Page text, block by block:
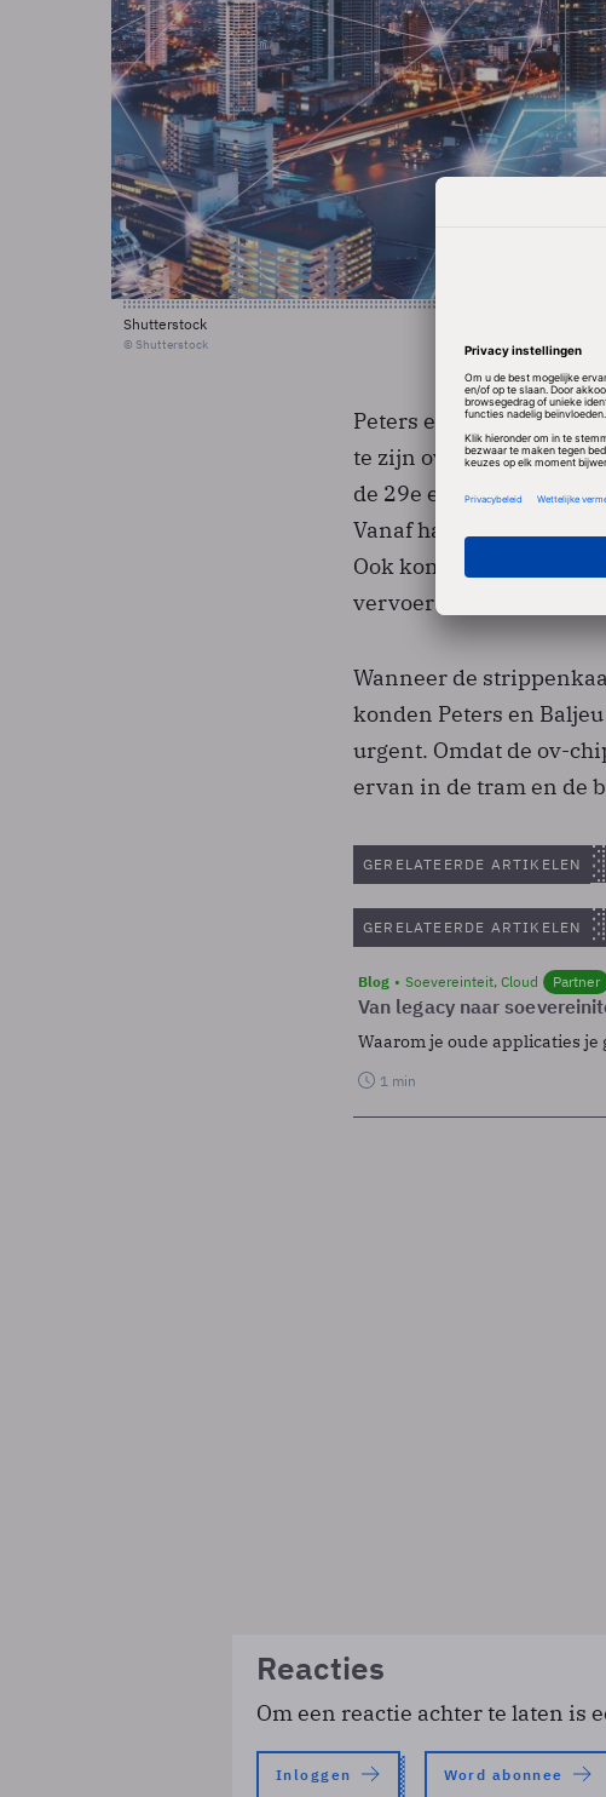
Shutterstock
© Shutterstock
Peters en wethouder
te zijn over de
de 29e een grote
Vanaf half januari zullen
Ook komen er extra
vervoerder extra
Wanneer de
konden Peters en
urgent. Omdat de ov-
ervan in de tram en de
GERELATEERDE ARTIKELEN
GERELATEERDE ARTIKELEN
Blog Soevereinteit, Cloud Partner
Van legacy naar
Waarom je oude applicaties je
1 min
Reacties
Om een reactie achter te laten is
Inloggen Word abonnee